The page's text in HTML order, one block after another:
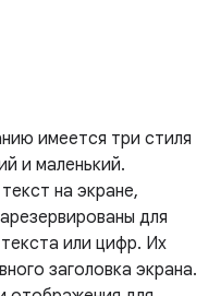
имеется три стиля
и маленький.
на экране,
для
или цифр. Их
заголовка экрана.